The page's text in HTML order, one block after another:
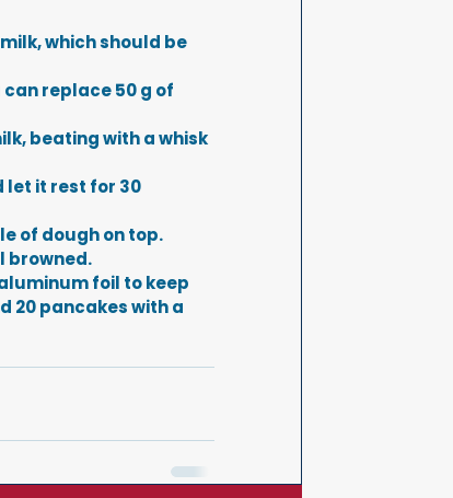
which should be
replace 50 g of
beating with a whisk
let it rest for 30
of dough on top.
browned.
foil to keep
20 pancakes with a